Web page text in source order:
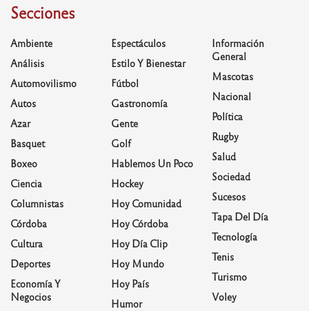
Secciones
Ambiente
Análisis
Automovilismo
Autos
Azar
Basquet
Boxeo
Ciencia
Columnistas
Córdoba
Cultura
Deportes
Economía Y
Negocios
Espectáculos
Estilo Y Bienestar
Fútbol
Gastronomía
Gente
Golf
Hablemos Un Poco
Hockey
Hoy Comunidad
Hoy Córdoba
Hoy Día Clip
Hoy Mundo
Hoy País
Humor
Información
General
Mascotas
Nacional
Política
Rugby
Salud
Sociedad
Sucesos
Tapa Del Día
Tecnología
Tenis
Turismo
Voley